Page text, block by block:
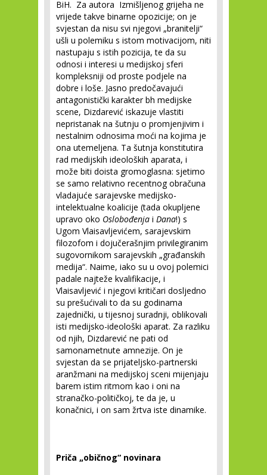
BiH. Za autora Izmišljenog grijeha ne
vrijede takve binarne opozicije; on je
svjestan da nisu svi njegovi „branitelji“
ušli u polemiku s istom motivacijom, niti
nastupaju s istih pozicija, te da su
odnosi i interesi u medijskoj sferi
kompleksniji od proste podjele na
dobre i loše. Jasno predočavajući
antagonistički karakter bh medijske
scene, Dizdarević iskazuje vlastiti
nepristanak na šutnju o promjenjivim i
nestalnim odnosima moći na kojima je
ona utemeljena. Ta šutnja konstitutira
rad medijskih ideoloških aparata, i
može biti doista gromoglasna: sjetimo
se samo relativno recentnog obračuna
vladajuće sarajevske medijsko-
intelektualne koalicije (tada okupljene
upravo oko Oslobođenja i Dana!) s
Ugom Vlaisavljevićem, sarajevskim
filozofom i dojučerašnjim privilegiranim
sugovornikom sarajevskih „građanskih
medija“. Naime, iako su u ovoj polemici
padale najteže kvalifikacije, i
Vlaisavljević i njegovi kritičari dosljedno
su prešućivali to da su godinama
zajednički, u tijesnoj suradnji, oblikovali
isti medijsko-ideološki aparat. Za razliku
od njih, Dizdarević ne pati od
samonametnute amnezije. On je
svjestan da se prijateljsko-partnerski
aranžmani na medijskoj sceni mijenjaju
barem istim ritmom kao i oni na
stranačko-političkoj, te da je, u
konačnici, i on sam žrtva iste dinamike.
Priča „običnog“ novinara